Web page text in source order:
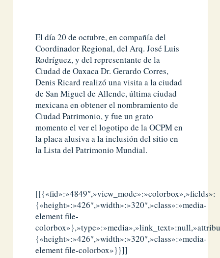
El día 20 de octubre, en compañía del
Coordinador Regional, del Arq. José Luis
Rodríguez, y del representante de la
Ciudad de Oaxaca Dr. Gerardo Corres,
Denis Ricard realizó una visita a la ciudad
de San Miguel de Allende, última ciudad
mexicana en obtener el nombramiento de
Ciudad Patrimonio, y fue un grato
momento el ver el logotipo de la OCPM en
la placa alusiva a la inclusión del sitio en
la Lista del Patrimonio Mundial.
[[{«fid»:»4849″,»view_mode»:»colorbox»,»fields»:
{«height»:»426″,»width»:»320″,»class»:»media-
element file-
{«height»:»426″,»width»:»320″,»class»:»media-
element file-colorbox»}}]]